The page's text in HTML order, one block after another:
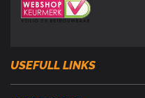
USEFULL LINKS